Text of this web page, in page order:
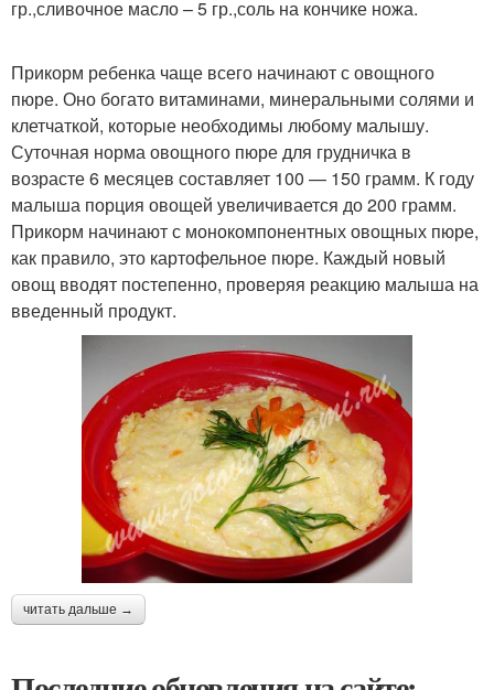
гр.,сливочное масло – 5 гр.,соль на кончике ножа.
Прикорм ребенка чаще всего начинают с овощного
пюре. Оно богато витаминами, минеральными солями и
клетчаткой, которые необходимы любому малышу.
Суточная норма овощного пюре для грудничка в
возрасте 6 месяцев составляет 100 — 150 грамм. К году
малыша порция овощей увеличивается до 200 грамм.
Прикорм начинают с монокомпонентных овощных пюре,
как правило, это картофельное пюре. Каждый новый
овощ вводят постепенно, проверяя реакцию малыша на
введенный продукт.
читать дальше →